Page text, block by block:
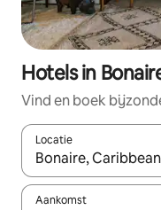
Hotels in
Vind en boek
Locatie
Wanneer er
Aankomst